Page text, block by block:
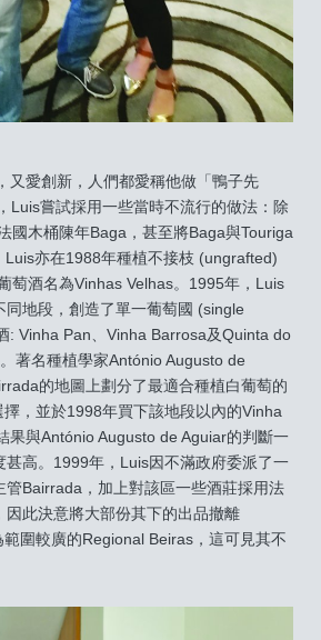
又愛創新，人們都愛稱他做「鴨子先
Luis嘗試採用一些當時不流行的做法：除
國木桶陳年Baga，甚至將Baga與Touriga
Luis亦在1988年種植不接枝 (ungrafted)
萄酒名為Vinhas Velhas。1995年，Luis
同地段，創造了單一葡萄國 (single
: Vinha Pan、Vinha Barrosa及Quinta do
著名種植學家António Augusto de
的地圖上劃分了最適合種植白葡萄的
，並於1998年買下該地段以內的Vinha
果與António Augusto de Aguiar的判斷一
甚高。1999年，Luis因不滿政府委派了一
管Bairrada，加上對該區一些酒莊採用法
因此決意將大部份其下的出品撤離
圍較廣的Regional Beiras，這可見其不